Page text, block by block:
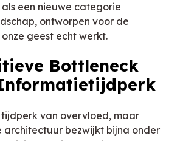
een nieuwe categorie
ontworpen voor de
geest echt werkt.
Bottleneck
tijdperk van overvloed, maar
architectuur bezwijkt bijna onder